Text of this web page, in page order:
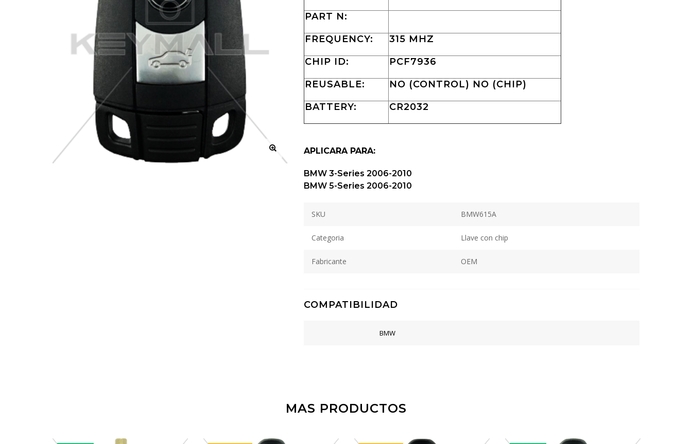
PART N:
FREQUENCY:
315 MHZ
CHIP ID:
PCF7936
REUSABLE:
NO (CONTROL) NO (CHIP)
BATTERY:
CR2032
APLICARA PARA:
BMW 3-Series 2006-2010
BMW 5-Series 2006-2010
SKU BMW615A
Categoria Llave con chip
Fabricante OEM
COMPATIBILIDAD
BMW
MAS PRODUCTOS